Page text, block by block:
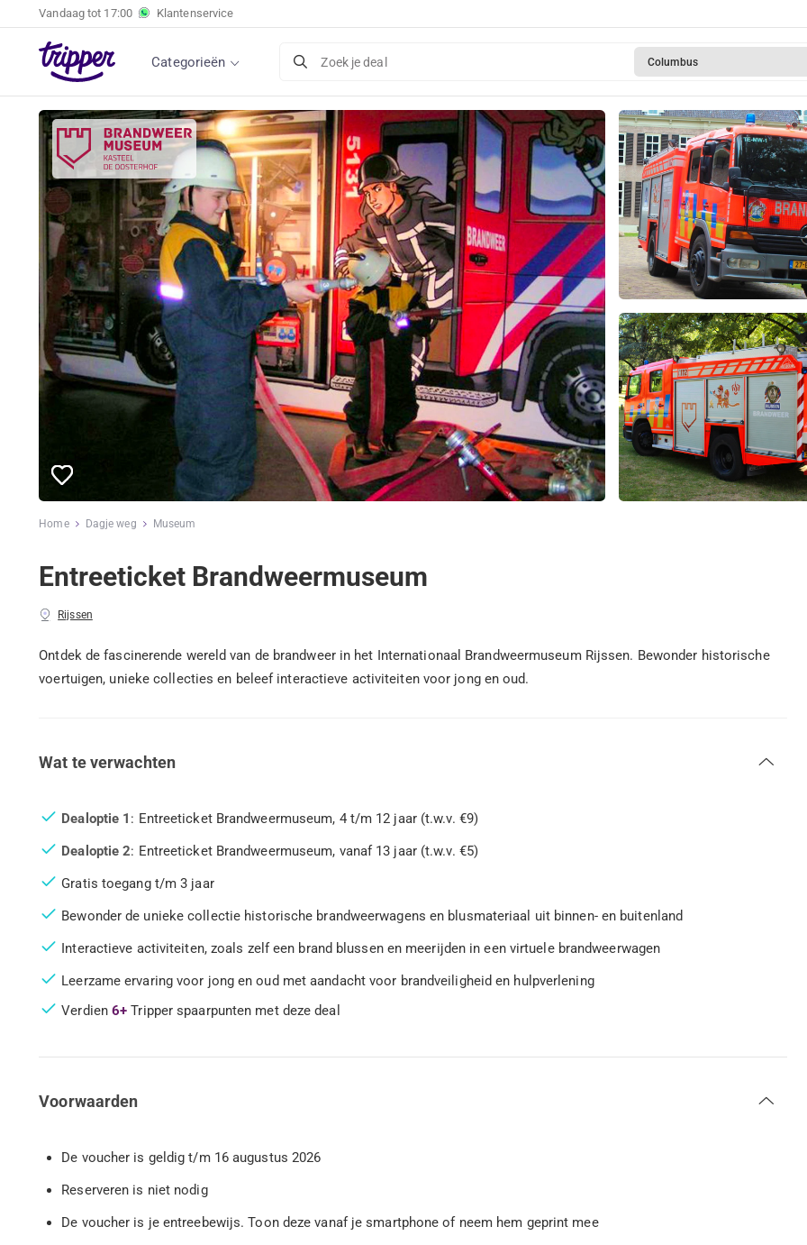
Vandaag tot 17:00 Klantenservice
Categorieën Zoek je deal Columbus
Home Dagje weg Museum
Entreeticket Brandweermuseum
Rijssen
Ontdek de fascinerende wereld van de brandweer in het Internationaal Brandweermuseum Rijssen. Bewonder historische
voertuigen, unieke collecties en beleef interactieve activiteiten voor jong en oud.
Wat te verwachten
Dealoptie 1 : Entreeticket Brandweermuseum, 4 t/m 12 jaar (t.w.v. €9)
Dealoptie 2: Entreeticket Brandweermuseum, vanaf 13 jaar (t.w.v. €5)
Gratis toegang t/m 3 jaar
Bewonder de unieke collectie historische brandweerwagens en blusmateriaal uit binnen- en buitenland
Interactieve activiteiten, zoals zelf een brand blussen en meerijden in een virtuele brandweerwagen
Leerzame ervaring voor jong en oud met aandacht voor brandveiligheid en hulpverlening
Verdien6+ Tripper spaarpunten met deze deal
Voorwaarden
De voucher is geldig t/m 16 augustus 2026
Reserveren is niet nodig
De voucher is je entreebewijs. Toon deze vanaf je smartphone of neem hem geprint mee